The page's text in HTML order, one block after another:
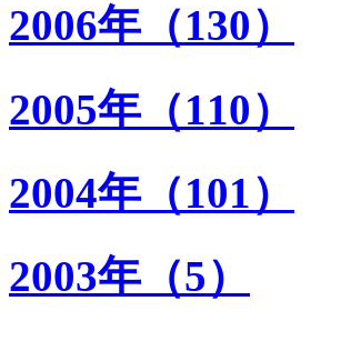
2006年（130）
2005年（110）
2004年（101）
2003年（5）